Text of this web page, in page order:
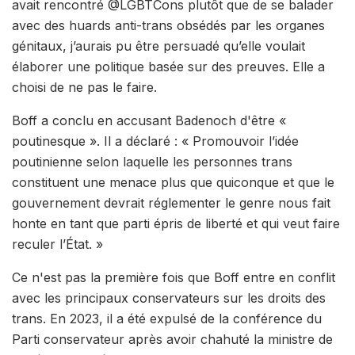
avait rencontré @LGBTCons plutôt que de se balader
avec des huards anti-trans obsédés par les organes
génitaux, j’aurais pu être persuadé qu’elle voulait
élaborer une politique basée sur des preuves. Elle a
choisi de ne pas le faire.
Boff a conclu en accusant Badenoch d'être «
poutinesque ». Il a déclaré : « Promouvoir l’idée
poutinienne selon laquelle les personnes trans
constituent une menace plus que quiconque et que le
gouvernement devrait réglementer le genre nous fait
honte en tant que parti épris de liberté et qui veut faire
reculer l’État. »
Ce n'est pas la première fois que Boff entre en conflit
avec les principaux conservateurs sur les droits des
trans. En 2023, il a été expulsé de la conférence du
Parti conservateur après avoir chahuté la ministre de